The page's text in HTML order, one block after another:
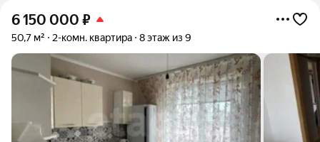
6 150 000 ₽
50,7 м² 2-комн. квартира 8 этаж из 9